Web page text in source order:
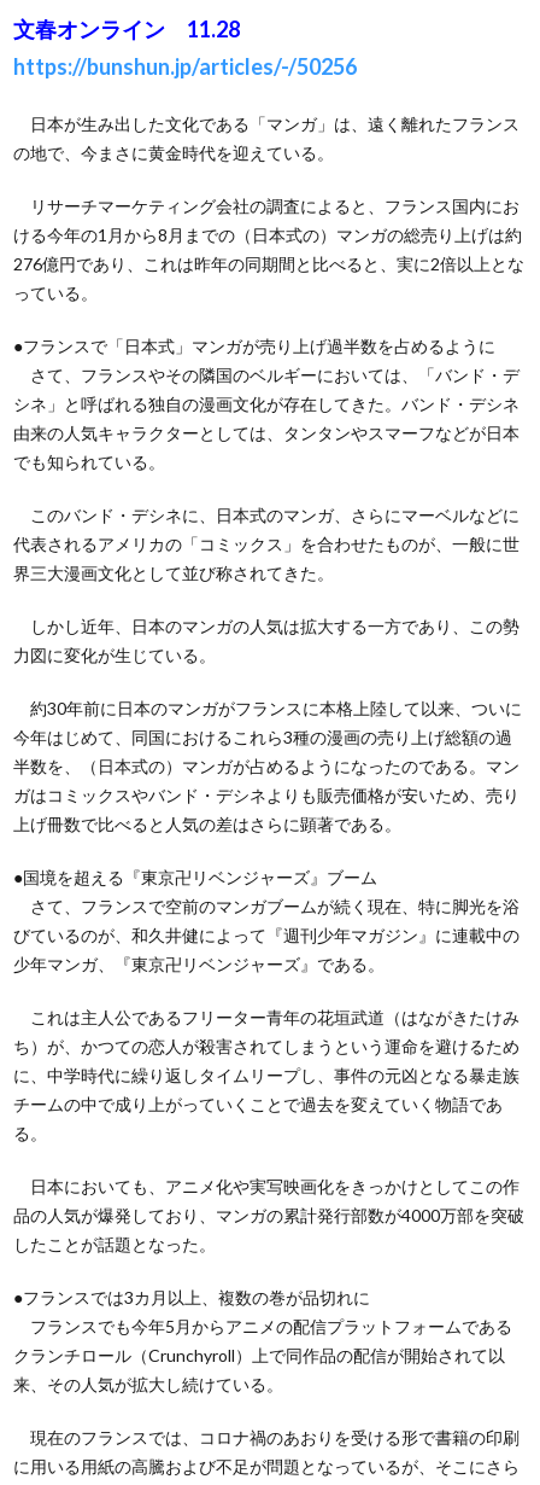
文春オンライン 11.28
https://bunshun.jp/articles/-/50256
日本が生み出した文化である「マンガ」は、遠く離れたフランス
の地で、今まさに黄金時代を迎えている。
リサーチマーケティング会社の調査によると、フランス国内にお
ける今年の1月から8月までの（日本式の）マンガの総売り上げは約
276億円であり、これは昨年の同期間と比べると、実に2倍以上とな
っている。
●フランスで「日本式」マンガが売り上げ過半数を占めるように
さて、フランスやその隣国のベルギーにおいては、「バンド・デ
シネ」と呼ばれる独自の漫画文化が存在してきた。バンド・デシネ
由来の人気キャラクターとしては、タンタンやスマーフなどが日本
でも知られている。
このバンド・デシネに、日本式のマンガ、さらにマーベルなどに
代表されるアメリカの「コミックス」を合わせたものが、一般に世
界三大漫画文化として並び称されてきた。
しかし近年、日本のマンガの人気は拡大する一方であり、この勢
力図に変化が生じている。
約30年前に日本のマンガがフランスに本格上陸して以来、ついに
今年はじめて、同国におけるこれら3種の漫画の売り上げ総額の過
半数を、（日本式の）マンガが占めるようになったのである。マン
ガはコミックスやバンド・デシネよりも販売価格が安いため、売り
上げ冊数で比べると人気の差はさらに顕著である。
●国境を超える『東京卍リベンジャーズ』ブーム
さて、フランスで空前のマンガブームが続く現在、特に脚光を浴
びているのが、和久井健によって『週刊少年マガジン』に連載中の
少年マンガ、『東京卍リベンジャーズ』である。
これは主人公であるフリーター青年の花垣武道（はながきたけみ
ち）が、かつての恋人が殺害されてしまうという運命を避けるため
に、中学時代に繰り返しタイムリープし、事件の元凶となる暴走族
チームの中で成り上がっていくことで過去を変えていく物語であ
る。
日本においても、アニメ化や実写映画化をきっかけとしてこの作
品の人気が爆発しており、マンガの累計発行部数が4000万部を突破
したことが話題となった。
●フランスでは3カ月以上、複数の巻が品切れに
フランスでも今年5月からアニメの配信プラットフォームである
クランチロール（Crunchyroll）上で同作品の配信が開始されて以
来、その人気が拡大し続けている。
現在のフランスでは、コロナ禍のあおりを受ける形で書籍の印刷
に用いる用紙の高騰および不足が問題となっているが、そこにさら